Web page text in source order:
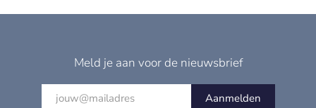
Meld je aan voor de nieuwsbrief
Aanmelden